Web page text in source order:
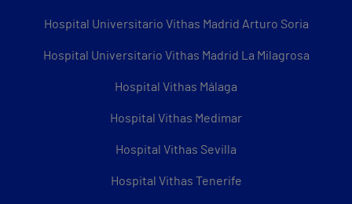
Hospital Universitario Vithas Madrid Arturo Soria
Hospital Universitario Vithas Madrid La Milagrosa
Hospital Vithas Málaga
Hospital Vithas Medimar
Hospital Vithas Sevilla
Hospital Vithas Tenerife